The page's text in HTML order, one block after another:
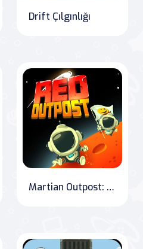
Drift Çılgınlığı
Martian Outpost: Red Planet Adventure